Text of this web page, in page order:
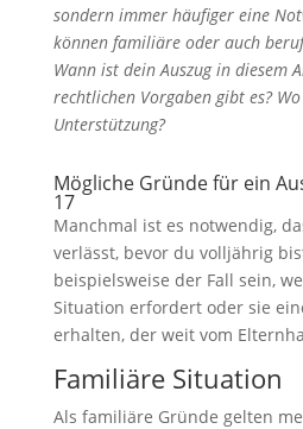
sondern immer häufiger eine
können familiäre oder auch
Wann ist dein Auszug in diesem
rechtlichen Vorgaben gibt es?
Unterstützung?
Mögliche Gründe für ein
17
Manchmal ist es notwendig,
verlässt, bevor du volljährig
beispielsweise der Fall sein,
Situation erfordert oder sie
erhalten, der weit vom
Familiäre Situation
Als familiäre Gründe gelten